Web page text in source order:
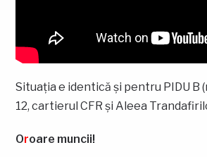
Situația e identică și pentru PIDU B
12, cartierul CFR și Aleea
Oroare muncii!